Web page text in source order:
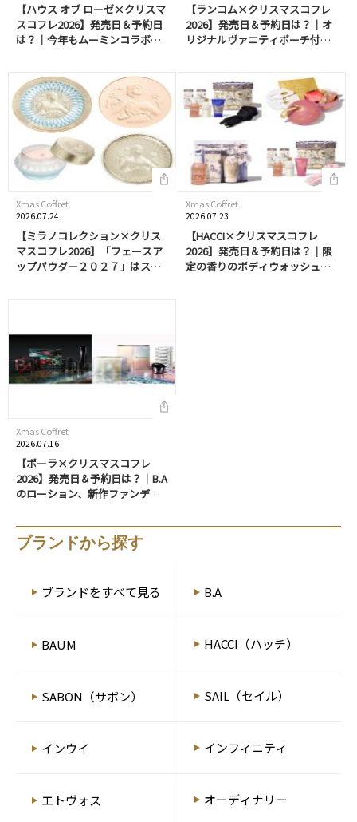
【ハウス オブ ローゼ×クリスマ
スコフレ2026】発売日＆予約日
は？｜今年もムーミンコラボが
【ランコム×クリスマスコフレ
2026】発売日＆予約日は？｜オ
リジナルヴァニティポーチ付き
ルチパレットなど充実のライン
アップ！
Xmas Coffret
2026.07.24
【ミラノコレクション×クリス
マスコフレ2026】「フェースア
ップパウダー２０２７」はスワ
Xmas Coffret
2026.07.23
【HACCI×クリスマスコフレ
2026】発売日＆予約日は？｜限
定の香りのボディウォッシュや
Xmas Coffret
2026.07.16
【ポーラ×クリスマスコフレ
2026】発売日＆予約日は？｜B.A
のローション、新作ファンデも
紹介！
ブランドから探す
ブランドをすべて見る B.A
BAUM HACCI（ハッチ）
SABON（サボン） SAIL（セイル）
インウイ インフィニティ
エトヴォス オーディナリー